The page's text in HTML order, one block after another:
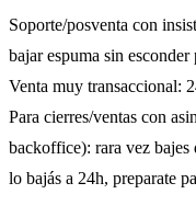
Soporte/posventa con
bajar espuma sin esconder
Venta muy transaccional:
Para cierres/ventas con
backoffice): rara vez bajes
lo bajás a 24h, preparate